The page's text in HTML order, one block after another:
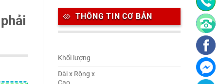
THÔNG TIN CƠ BẢN
Khối lượng
Dài x Rộng x